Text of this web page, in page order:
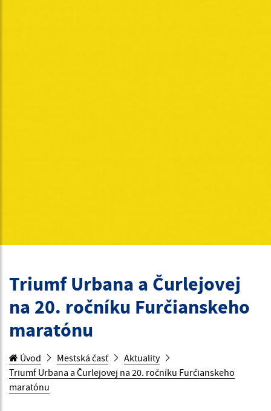
Triumf Urbana a Čurlejovej
na 20. ročníku Furčianskeho
maratónu
Úvod Mestská časť
Aktuality
Triumf Urbana a Čurlejovej na 20. ročníku Furčianskeho
maratónu